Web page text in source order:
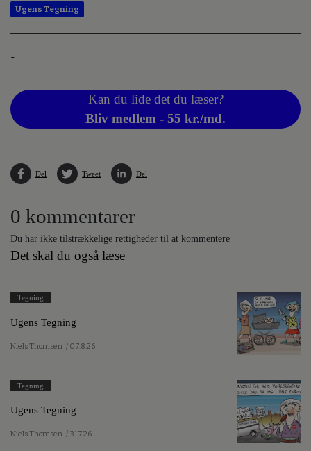
Ugens Tegning
-
Kan du lide det du læser?
Bliv medlem - 55 kr./md.
Del Tweet Del
0 kommentarer
Du har ikke tilstrækkelige rettigheder til at kommentere
Det skal du også læse
Tegning
Ugens Tegning
Niels Thomsen / 07.8.26
Tegning
Ugens Tegning
Niels Thomsen / 31.7.26